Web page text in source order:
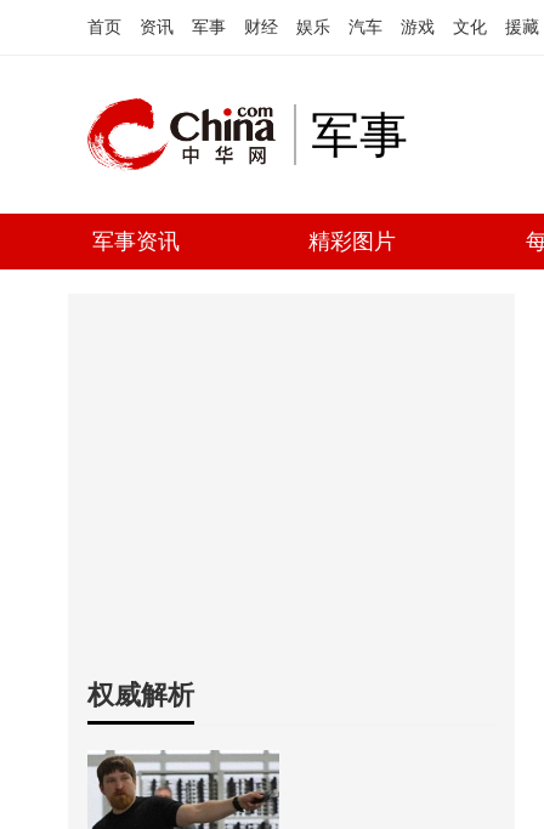
首页 资讯 军事 财经 娱乐 汽车 游戏 文化 援藏
军事
军事资讯 精彩图片
权威解析